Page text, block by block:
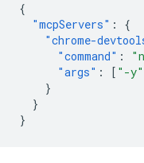
{
"mcpServers" :
{
"chrome-
"command" :
"args" : [ "-y"
}
}
}